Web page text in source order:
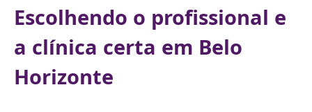
Escolhendo o profissional e
a clínica certa em Belo
Horizonte